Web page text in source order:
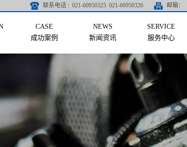
联系电话 : 021-60950325 021-60950326 邮箱：
成功案例 新闻资讯 服务中心